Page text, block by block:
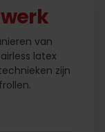
van
latex
zijn